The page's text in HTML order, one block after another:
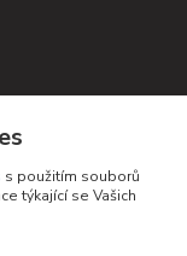
s použitím souborů
týkající se Vašich